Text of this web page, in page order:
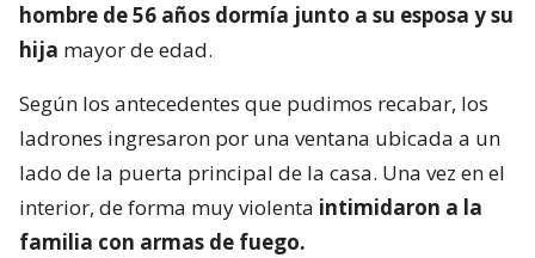
hombre de 56 años dormía junto a su esposa y su
hija mayor de edad.
Según los antecedentes que pudimos recabar, los
ladrones ingresaron por una ventana ubicada a un
lado de la puerta principal de la casa. Una vez en el
interior, de forma muy violenta intimidaron a la
familia con armas de fuego.